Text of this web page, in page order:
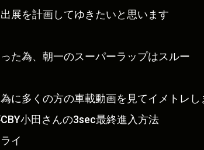
展を計画してゆきたいと思います
た為、朝一のスーパーラップはスルー
に多くの方の車載動画を見てイメトレし
小田さんの3sec最終進入方法
イ